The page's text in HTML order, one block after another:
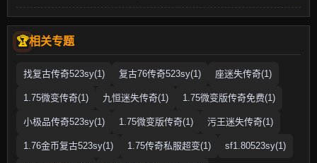
相关专题
找复古传奇523sy(1) 复古76传奇523sy(1) 座迷失传奇(1)
1.75微变传奇(1) 九恒迷失传奇(1) 1.75微变版传奇免费(1)
小极品传奇523sy(1) 1.75微变版传奇(1) 污王迷失传奇(1)
1.76金币复古523sy(1) 1.75传奇私服超变(1) sf1.80523sy(1)